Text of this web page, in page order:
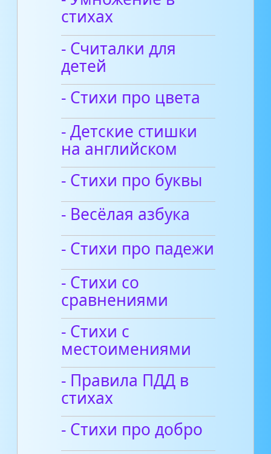
стихах
- Считалки для
детей
- Стихи про цвета
- Детские стишки
на английском
- Стихи про буквы
- Весёлая азбука
- Стихи про падежи
- Стихи со
сравнениями
- Стихи с
местоимениями
- Правила ПДД в
стихах
- Стихи про добро